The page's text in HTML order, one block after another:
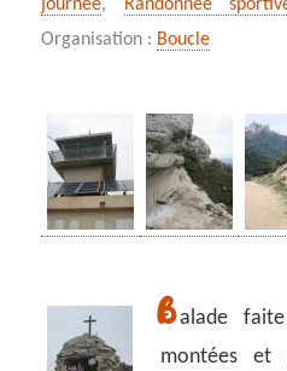
journée,
Randonnée
Organisation : Boucle
Balade
montées et